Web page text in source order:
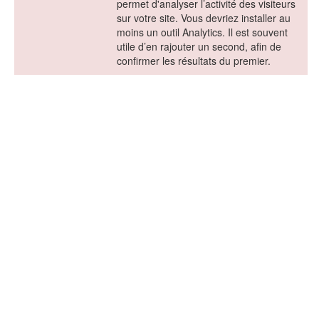
permet d'analyser l’activité des visiteurs
sur votre site. Vous devriez installer au
moins un outil Analytics. Il est souvent
utile d’en rajouter un second, afin de
confirmer les résultats du premier.